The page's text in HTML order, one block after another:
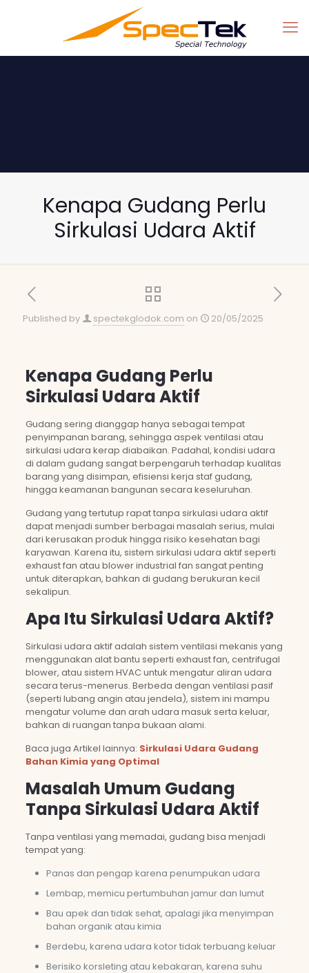
Kenapa Gudang Perlu
Sirkulasi Udara Aktif
Published by spectekglodok.com on 20/05/2025
Kenapa Gudang Perlu
Sirkulasi Udara Aktif
Gudang sering dianggap hanya sebagai tempat
penyimpanan barang, sehingga aspek ventilasi atau
sirkulasi udara kerap diabaikan. Padahal, kondisi udara
di dalam gudang sangat berpengaruh terhadap kualitas
barang yang disimpan, efisiensi kerja staf gudang,
hingga keamanan bangunan secara keseluruhan.
Gudang yang tertutup rapat tanpa sirkulasi udara aktif
dapat menjadi sumber berbagai masalah serius, mulai
dari kerusakan produk hingga risiko kesehatan bagi
karyawan. Karena itu, sistem sirkulasi udara aktif seperti
exhaust fan atau blower industrial fan sangat penting
untuk diterapkan, bahkan di gudang berukuran kecil
sekalipun.
Apa Itu Sirkulasi Udara Aktif?
Sirkulasi udara aktif adalah sistem ventilasi mekanis yang
menggunakan alat bantu seperti exhaust fan, centrifugal
blower, atau sistem HVAC untuk mengatur aliran udara
secara terus-menerus. Berbeda dengan ventilasi pasif
(seperti lubang angin atau jendela), sistem ini mampu
mengatur volume dan arah udara masuk serta keluar,
bahkan di ruangan tanpa bukaan alami.
Baca juga Artikel lainnya: Sirkulasi Udara Gudang
Bahan Kimia yang Optimal
Masalah Umum Gudang
Tanpa Sirkulasi Udara Aktif
Tanpa ventilasi yang memadai, gudang bisa menjadi
tempat yang:
Panas dan pengap karena penumpukan udara
Lembap, memicu pertumbuhan jamur dan lumut
Bau apek dan tidak sehat, apalagi jika menyimpan
bahan organik atau kimia
Berdebu, karena udara kotor tidak terbuang keluar
Berisiko korsleting atau kebakaran, karena suhu